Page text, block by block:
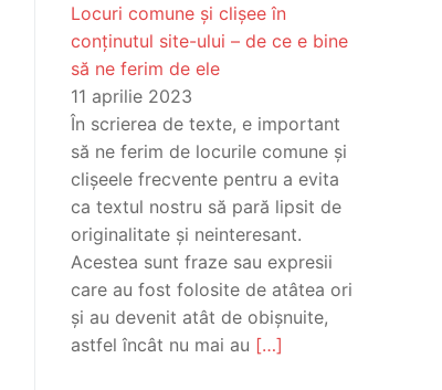
Locuri comune și clișee în
conținutul site-ului – de ce e bine
să ne ferim de ele
11 aprilie 2023
În scrierea de texte, e important
să ne ferim de locurile comune și
clișeele frecvente pentru a evita
ca textul nostru să pară lipsit de
originalitate și neinteresant.
Acestea sunt fraze sau expresii
care au fost folosite de atâtea ori
și au devenit atât de obișnuite,
astfel încât nu mai au […]